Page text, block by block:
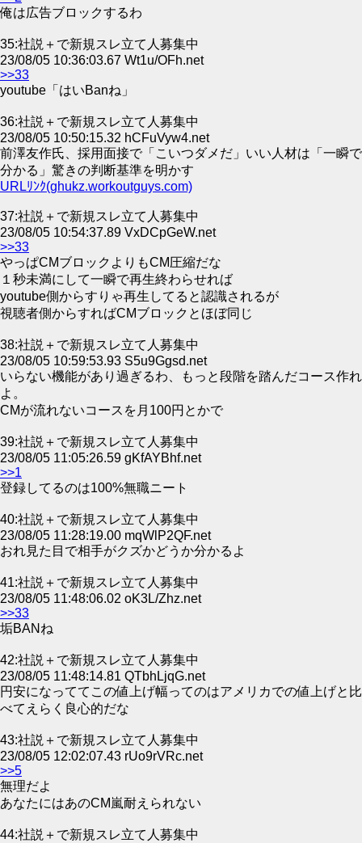
俺は広告ブロックするわ
35:社説＋で新規スレ立て人募集中
23/08/05 10:36:03.67 Wt1u/OFh.net
>>33
youtube「はいBanね」
36:社説＋で新規スレ立て人募集中
23/08/05 10:50:15.32 hCFuVyw4.net
前澤友作氏、採用面接で「こいつダメだ」いい人材は「一瞬で
分かる」驚きの判断基準を明かす
URLﾘﾝｸ(ghukz.workoutguys.com)
37:社説＋で新規スレ立て人募集中
23/08/05 10:54:37.89 VxDCpGeW.net
>>33
やっぱCMブロックよりもCM圧縮だな
１秒未満にして一瞬で再生終わらせれば
youtube側からすりゃ再生してると認識されるが
視聴者側からすればCMブロックとほぼ同じ
38:社説＋で新規スレ立て人募集中
23/08/05 10:59:53.93 S5u9Ggsd.net
いらない機能があり過ぎるわ、もっと段階を踏んだコース作れ
よ。
CMが流れないコースを月100円とかで
39:社説＋で新規スレ立て人募集中
23/08/05 11:05:26.59 gKfAYBhf.net
>>1
登録してるのは100%無職ニート
40:社説＋で新規スレ立て人募集中
23/08/05 11:28:19.00 mqWlP2QF.net
おれ見た目で相手がクズかどうか分かるよ
41:社説＋で新規スレ立て人募集中
23/08/05 11:48:06.02 oK3L/Zhz.net
>>33
垢BANね
42:社説＋で新規スレ立て人募集中
23/08/05 11:48:14.81 QTbhLjqG.net
円安になっててこの値上げ幅ってのはアメリカでの値上げと比
べてえらく良心的だな
43:社説＋で新規スレ立て人募集中
23/08/05 12:02:07.43 rUo9rVRc.net
>>5
無理だよ
あなたにはあのCM嵐耐えられない
44:社説＋で新規スレ立て人募集中